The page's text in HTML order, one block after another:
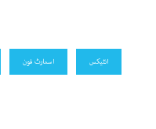
انٹیکس اسمارٹ فون